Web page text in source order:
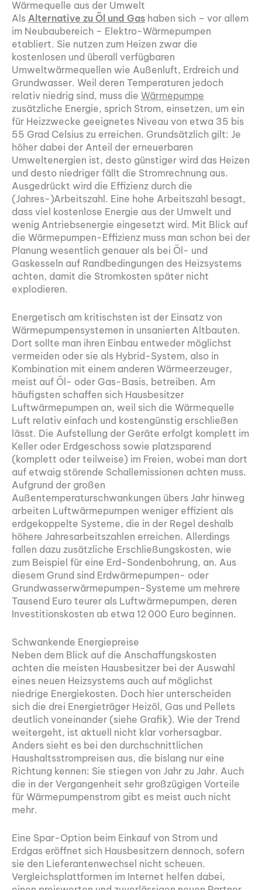
Wärmequelle aus der Umwelt
Als Alternative zu Öl und Gas haben sich – vor allem
im Neubaubereich – Elektro-Wärmepumpen
etabliert. Sie nutzen zum Heizen zwar die
kostenlosen und überall verfügbaren
Umweltwärmequellen wie Außenluft, Erdreich und
Grundwasser. Weil deren Temperaturen jedoch
relativ niedrig sind, muss die Wärmepumpe
zusätzliche Energie, sprich Strom, einsetzen, um ein
für Heizzwecke geeignetes Niveau von etwa 35 bis
55 Grad Celsius zu erreichen. Grundsätzlich gilt: Je
höher dabei der Anteil der erneuerbaren
Umweltenergien ist, desto günstiger wird das Heizen
und desto niedriger fällt die Stromrechnung aus.
Ausgedrückt wird die Effizienz durch die
(Jahres-)Arbeitszahl. Eine hohe Arbeitszahl besagt,
dass viel kostenlose Energie aus der Umwelt und
wenig Antriebsenergie eingesetzt wird. Mit Blick auf
die Wärmepumpen-Effizienz muss man schon bei der
Planung wesentlich genauer als bei Öl- und
Gaskesseln auf Randbedingungen des Heizsystems
achten, damit die Stromkosten später nicht
explodieren.
Energetisch am kritischsten ist der Einsatz von
Wärmepumpensystemen in unsanierten Altbauten.
Dort sollte man ihren Einbau entweder möglichst
vermeiden oder sie als Hybrid-System, also in
Kombination mit einem anderen Wärmeerzeuger,
meist auf Öl- oder Gas-Basis, betreiben. Am
häufigsten schaffen sich Hausbesitzer
Luftwärmepumpen an, weil sich die Wärmequelle
Luft relativ einfach und kostengünstig erschließen
lässt. Die Aufstellung der Geräte erfolgt komplett im
Keller oder Erdgeschoss sowie platzsparend
(komplett oder teilweise) im Freien, wobei man dort
auf etwaig störende Schallemissionen achten muss.
Aufgrund der großen
Außentemperaturschwankungen übers Jahr hinweg
arbeiten Luftwärmepumpen weniger effizient als
erdgekoppelte Systeme, die in der Regel deshalb
höhere Jahresarbeitszahlen erreichen. Allerdings
fallen dazu zusätzliche Erschließungskosten, wie
zum Beispiel für eine Erd-Sondenbohrung, an. Aus
diesem Grund sind Erdwärmepumpen- oder
Grundwasserwärmepumpen-Systeme um mehrere
Tausend Euro teurer als Luftwärmepumpen, deren
Investitionskosten ab etwa 12 000 Euro beginnen.
Schwankende Energiepreise
Neben dem Blick auf die Anschaffungskosten
achten die meisten Hausbesitzer bei der Auswahl
eines neuen Heizsystems auch auf möglichst
niedrige Energiekosten. Doch hier unterscheiden
sich die drei Energieträger Heizöl, Gas und Pellets
deutlich voneinander (siehe Grafik). Wie der Trend
weitergeht, ist aktuell nicht klar vorhersagbar.
Anders sieht es bei den durchschnittlichen
Haushaltsstrompreisen aus, die bislang nur eine
Richtung kennen: Sie stiegen von Jahr zu Jahr. Auch
die in der Vergangenheit sehr großzügigen Vorteile
für Wärmepumpenstrom gibt es meist auch nicht
mehr.
Eine Spar-Option beim Einkauf von Strom und
Erdgas eröffnet sich Hausbesitzern dennoch, sofern
sie den Lieferantenwechsel nicht scheuen.
Vergleichsplattformen im Internet helfen dabei,